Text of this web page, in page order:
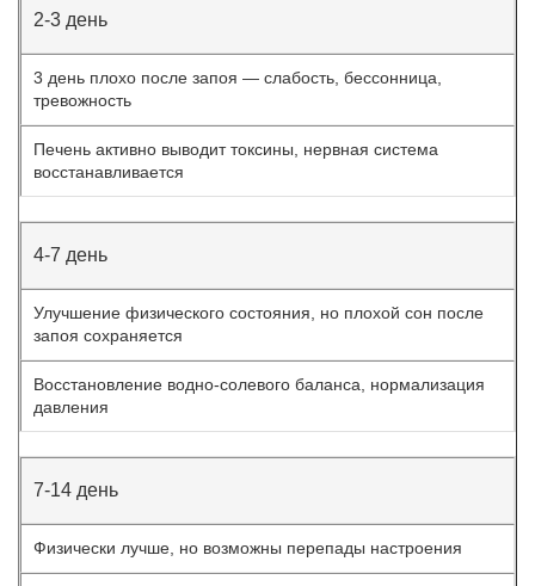
2-3 день
3 день плохо после запоя — слабость, бессонница,
тревожность
Печень активно выводит токсины, нервная система
восстанавливается
4-7 день
Улучшение физического состояния, но плохой сон после
запоя сохраняется
Восстановление водно-солевого баланса, нормализация
давления
7-14 день
Физически лучше, но возможны перепады настроения